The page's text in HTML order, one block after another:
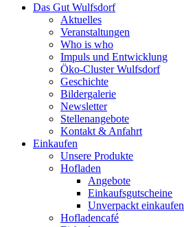
Das Gut Wulfsdorf
Aktuelles
Veranstaltungen
Who is who
Impuls und Entwicklung
Öko-Cluster Wulfsdorf
Geschichte
Bildergalerie
Newsletter
Stellenangebote
Kontakt & Anfahrt
Einkaufen
Unsere Produkte
Hofladen
Angebote
Einkaufsgutscheine
Unverpackt einkaufen
Hofladencafé